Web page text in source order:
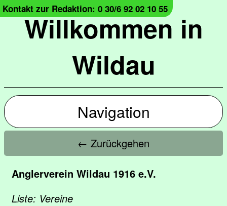
Willkommen in
Wildau
Kontakt zur Redaktion: 0 30/6 92 02 10 55
Navigation
← Zurückgehen
Anglerverein Wildau 1916 e.V.
Liste: Vereine